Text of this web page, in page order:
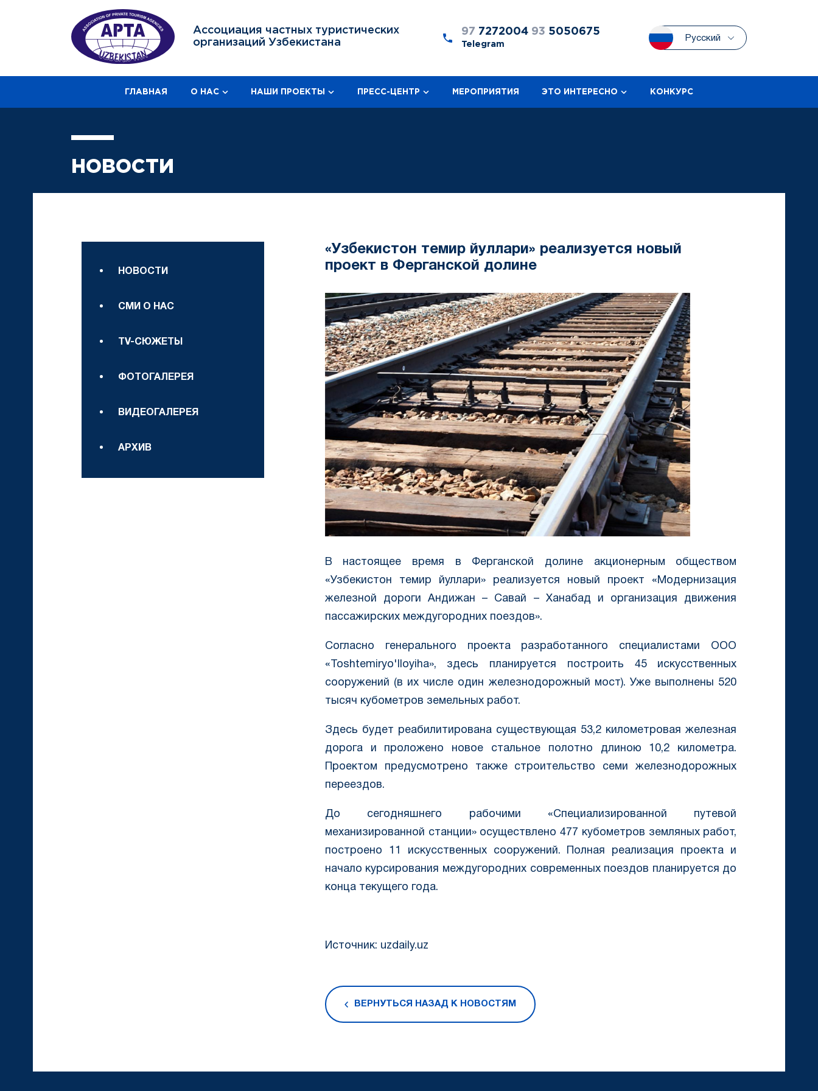
Ассоциация частных туристических
организаций Узбекистана
97 7272004 93 5050675
Telegram
Русский
ГЛАВНАЯ О НАС НАШИ ПРОЕКТЫ ПРЕСС-ЦЕНТР МЕРОПРИЯТИЯ ЭТО ИНТЕРЕСНО КОНКУРС
НОВОСТИ
НОВОСТИ
СМИ О НАС
TV-СЮЖЕТЫ
ФОТОГАЛЕРЕЯ
ВИДЕОГАЛЕРЕЯ
АРХИВ
«Узбекистон темир йуллари» реализуется новый
проект в Ферганской долине
В настоящее время в Ферганской долине акционерным обществом
«Узбекистон темир йуллари» реализуется новый проект «Модернизация
железной дороги Андижан – Савай – Ханабад и организация движения
пассажирских междугородних поездов».
Согласно генерального проекта разработанного специалистами ООО
«Toshtemiryo'lloyiha», здесь планируется построить 45 искусственных
сооружений (в их числе один железнодорожный мост). Уже выполнены 520
тысяч кубометров земельных работ.
Здесь будет реабилитирована существующая 53,2 километровая железная
дорога и проложено новое стальное полотно длиною 10,2 километра.
Проектом предусмотрено также строительство семи железнодорожных
переездов.
До сегодняшнего рабочими «Специализированной путевой
механизированной станции» осуществлено 477 кубометров земляных работ,
построено 11 искусственных сооружений. Полная реализация проекта и
начало курсирования междугородних современных поездов планируется до
конца текущего года.
Источник: uzdaily.uz
ВЕРНУТЬСЯ НАЗАД К НОВОСТЯМ